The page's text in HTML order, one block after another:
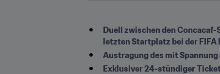
Duell zwischen den Concacaf-
letzten Startplatz bei der
Austragung des mit
Exklusiver 24-stündiger